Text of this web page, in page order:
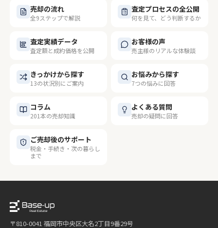
売却の流れ
全9ステップで解説
査定プロセスの全公開
何を見て、どう判断するか
査定実績データ
査定額と成約価格を公開
お客様の声
売主様のリアルな体験談
きっかけから探す
13の状況別にご案内
お悩みから探す
7つの悩みに回答
コラム
201本の売却知識
よくある質問
売却の疑問に回答
ご売却後のサポート
税金・手続き・次の暮らし
まで
〒810-0041 福岡市中央区大名2丁目9番29号